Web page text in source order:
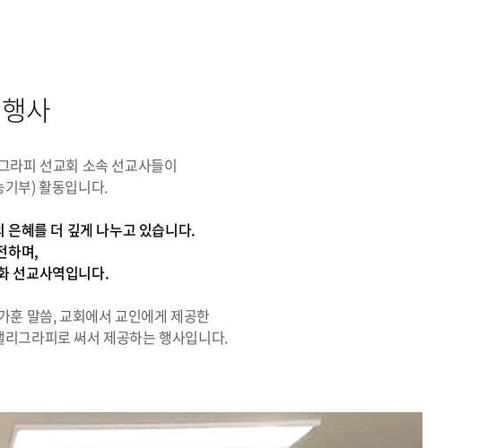
사
라피 선교회 소속 선교사들이
부) 활동입니다.
은혜를 더 깊게 나누고 있습니다.
하며,
선교사역입니다.
훈 말씀, 교회에서 교인에게 제공한
그라피로 써서 제공하는 행사입니다.